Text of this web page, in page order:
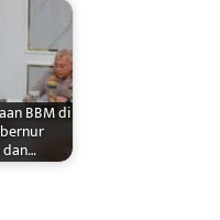
BBM di